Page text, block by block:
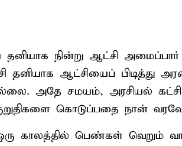
நின்று ஆட்சி அமைப்பார்
தனியாக ஆட்சியைப் பிடித்து
அதே சமயம், அரசியல்
கொடுப்பதை நான்
காலத்தில் பெண்கள் வெறும்